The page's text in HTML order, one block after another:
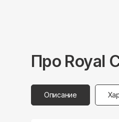
Про Royal
Описание